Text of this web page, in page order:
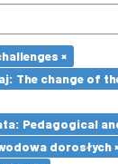
×
The change of
Pedagogical
dorosłych